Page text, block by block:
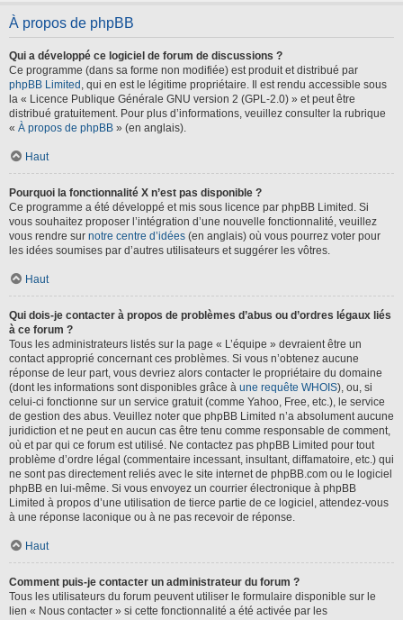
À propos de phpBB
Qui a développé ce logiciel de forum de discussions ?
Ce programme (dans sa forme non modifiée) est produit et distribué par
phpBB Limited , qui en est le légitime propriétaire. Il est rendu accessible sous
la « Licence Publique Générale GNU version 2 (GPL-2.0) » et peut être
distribué gratuitement. Pour plus d’informations, veuillez consulter la rubrique
« À propos de phpBB » (en anglais).
Haut
Pourquoi la fonctionnalité X n’est pas disponible ?
Ce programme a été développé et mis sous licence par phpBB Limited. Si
vous souhaitez proposer l’intégration d’une nouvelle fonctionnalité, veuillez
vous rendre sur notre centre d’idées (en anglais) où vous pourrez voter pour
les idées soumises par d’autres utilisateurs et suggérer les vôtres.
Haut
Qui dois-je contacter à propos de problèmes d’abus ou d’ordres légaux liés
à ce forum ?
Tous les administrateurs listés sur la page « L’équipe » devraient être un
contact approprié concernant ces problèmes. Si vous n’obtenez aucune
réponse de leur part, vous devriez alors contacter le propriétaire du domaine
(dont les informations sont disponibles grâce à une requête WHOIS), ou, si
celui-ci fonctionne sur un service gratuit (comme Yahoo, Free, etc.), le service
de gestion des abus. Veuillez noter que phpBB Limited n’a absolument aucune
juridiction et ne peut en aucun cas être tenu comme responsable de comment,
où et par qui ce forum est utilisé. Ne contactez pas phpBB Limited pour tout
problème d’ordre légal (commentaire incessant, insultant, diffamatoire, etc.) qui
ne sont pas directement reliés avec le site internet de phpBB.com ou le logiciel
phpBB en lui-même. Si vous envoyez un courrier électronique à phpBB
Limited à propos d’une utilisation de tierce partie de ce logiciel, attendez-vous
à une réponse laconique ou à ne pas recevoir de réponse.
Haut
Comment puis-je contacter un administrateur du forum ?
Tous les utilisateurs du forum peuvent utiliser le formulaire disponible sur le
lien « Nous contacter » si cette fonctionnalité a été activée par les